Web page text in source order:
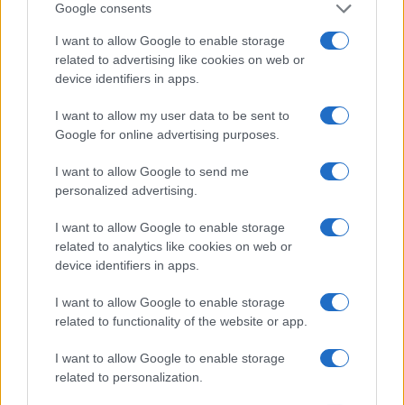
Google consents
I want to allow Google to enable storage
related to advertising like cookies on web or
device identifiers in apps.
I want to allow my user data to be sent to
Google for online advertising purposes.
I want to allow Google to send me
personalized advertising.
I want to allow Google to enable storage
related to analytics like cookies on web or
device identifiers in apps.
I want to allow Google to enable storage
related to functionality of the website or app.
I want to allow Google to enable storage
related to personalization.
Manzoni visse, partecipe diretta, le burrascose
lotte del 1889 e del 1890”. Soffermiamoci su
questo stupendo passaggio. Maria è una
sovranista), guidata non certo da spirito di parte
“cattivo” (oggi noi persone perbene siamo
circondati dagli odiatori di sinistra e di destra).
Proseguiamo.
#GIORNALISMO
Precedente SUCCESSIVA
20